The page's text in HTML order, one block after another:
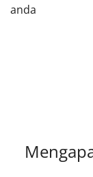
anda